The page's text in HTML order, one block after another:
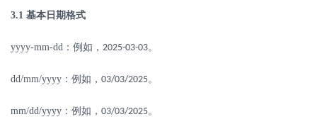
3.1 基本日期格式
yyyy-mm-dd ：例如， 2025-03-03。
dd/mm/yyyy ：例如， 03/03/2025。
mm/dd/yyyy ：例如， 03/03/2025。